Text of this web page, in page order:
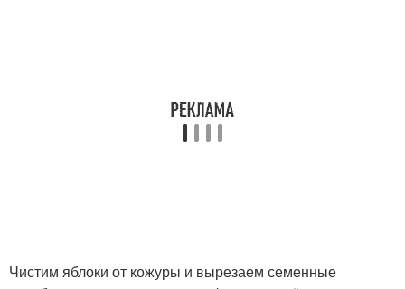
Чистим яблоки от кожуры и вырезаем семенные